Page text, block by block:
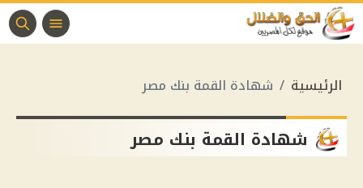
الرئيسية شهادة القمة بنك مصر
شهادة القمة بنك مصر